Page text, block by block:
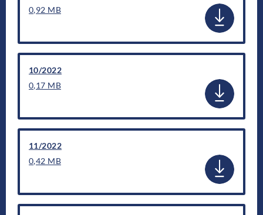
0,92 MB
10/2022
0,17 MB
11/2022
0,42 MB